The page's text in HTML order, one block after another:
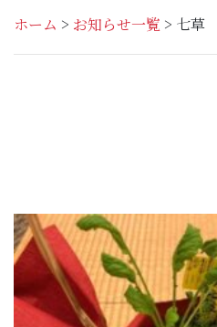
ホーム > お知らせ一覧 > 七草